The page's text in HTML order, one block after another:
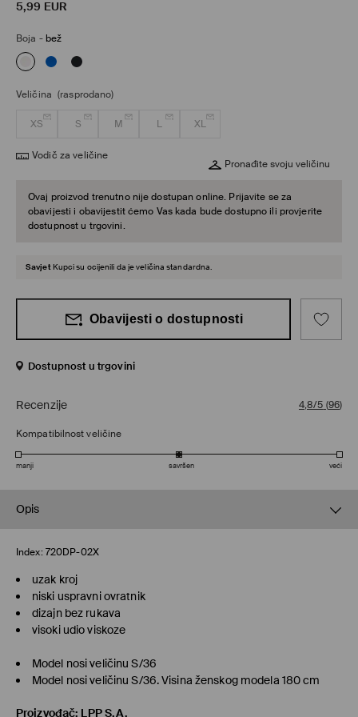
5,99 EUR
Boja - bež
Veličina (rasprodano)
XS S M L XL
Vodič za veličine
Pronađite svoju veličinu
Ovaj proizvod trenutno nije dostupan online. Prijavite se za
obavijesti i obavijestit ćemo Vas kada bude dostupno ili provjerite
dostupnost u trgovini.
Savjet Kupci su ocijenili da je veličina standardna.
Obavijesti o dostupnosti
Dostupnost u trgovini
Recenzije 4,8/5 (96)
Kompatibilnost veličine
manji savršen veći
Opis
Index: 720DP-02X
uzak kroj
niski uspravni ovratnik
dizajn bez rukava
visoki udio viskoze
Model nosi veličinu S/36
Model nosi veličinu S/36. Visina ženskog modela 180 cm
Proizvođač: LPP S.A.